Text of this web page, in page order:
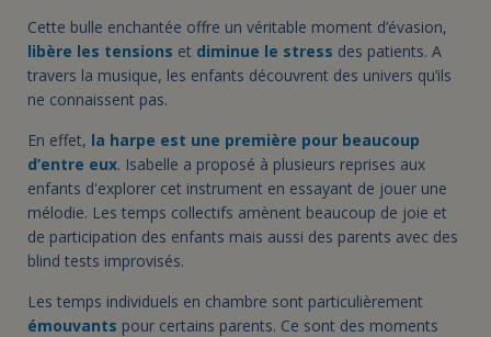
Cette bulle enchantée offre un véritable moment d’évasion,
libère les tensions et diminue le stress des patients. A
travers la musique, les enfants découvrent des univers qu’ils
ne connaissent pas.
En effet, la harpe est une première pour beaucoup
d’entre eux. Isabelle a proposé à plusieurs reprises aux
enfants d'explorer cet instrument en essayant de jouer une
mélodie. Les temps collectifs amènent beaucoup de joie et
de participation des enfants mais aussi des parents avec des
blind tests improvisés.
Les temps individuels en chambre sont particulièrement
émouvants pour certains parents. Ce sont des moments